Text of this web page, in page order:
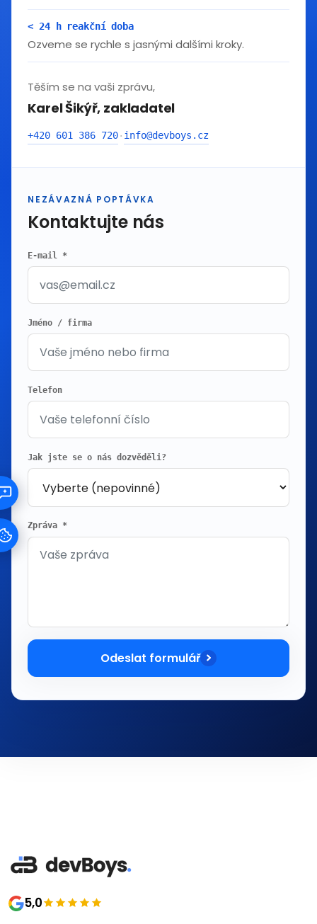
< 24 h reakční doba
Ozveme se rychle s jasnými dalšími kroky.
Těším se na vaši zprávu,
Karel Šikýř, zakladatel
+420 601 386 720· info@devboys.cz
NEZÁVAZNÁ POPTÁVKA
Kontaktujte nás
E-mail *
Jméno / firma
Telefon
Jak jste se o nás dozvěděli?
Zpráva *
Odeslat formulář
5,0